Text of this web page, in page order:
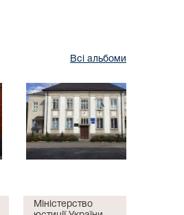
Всі альбоми
Міністерство